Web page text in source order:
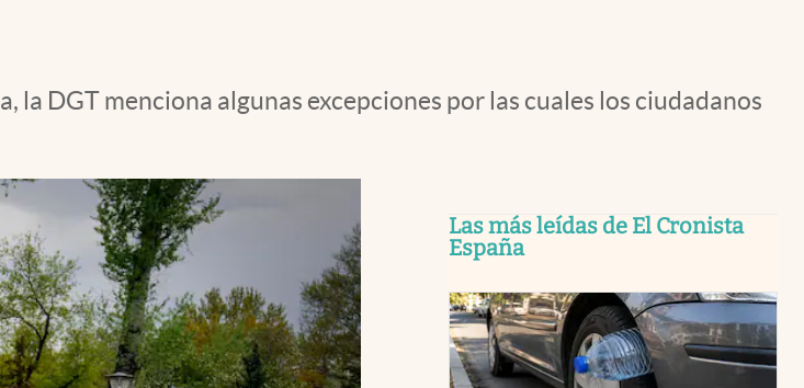
DGT menciona algunas excepciones por las cuales los ciudadanos
Las más leídas de El Cronista
España